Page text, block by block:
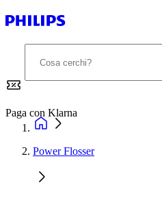
Paga con Klarna
Power Flosser